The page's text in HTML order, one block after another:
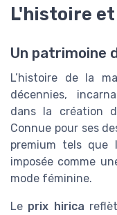
L'histoire
Un patrimoine
L’histoire de la
décennies,
dans la création
Connue pour ses
premium tels que
imposée comme
mode féminine.
Le prix hirica